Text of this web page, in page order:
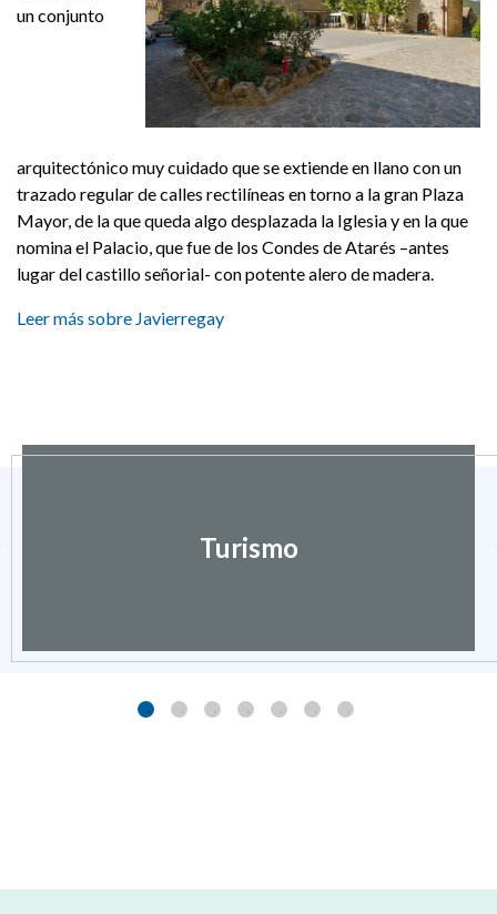
un conjunto
arquitectónico muy cuidado que se extiende en llano con un
trazado regular de calles rectilíneas en torno a la gran Plaza
Mayor, de la que queda algo desplazada la Iglesia y en la que
nomina el Palacio, que fue de los Condes de Atarés –antes
lugar del castillo señorial- con potente alero de madera.
Leer más sobre Javierregay
Turismo